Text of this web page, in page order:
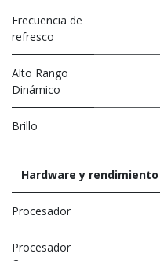
Frecuencia de
refresco
Alto Rango
Dinámico
Brillo
Hardware y rendimiento
Procesador
Procesador